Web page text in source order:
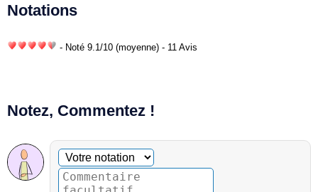
Notations
- Noté 9.1 /10 (moyenne) - 11 Avis
Notez, Commentez !
Commentaire facultatif
Votre notation